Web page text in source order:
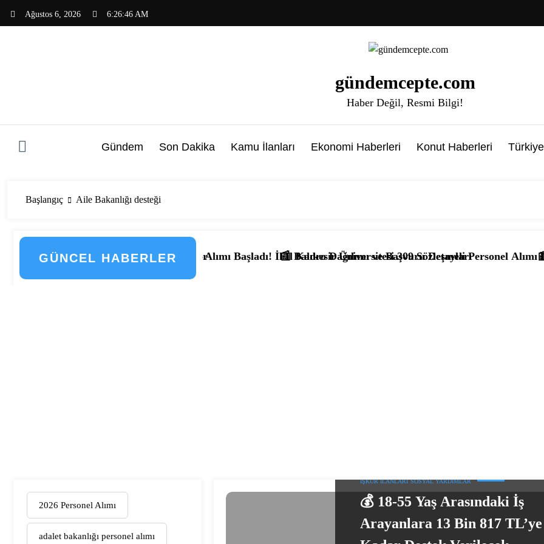
Ağustos 6, 2026 6:26:47 AM
gündemcepte.com
Haber Değil, Resmi Bilgi!
Gündem Son Dakika Kamu İlanları Ekonomi Haberleri Konut Haberleri Türkiye
Başlangıç Aile Bakanlığı desteği
GÜNCEL HABERLER
Başvurular Başlıyor
1.962 Hastane Personeli Alımı Başladı! İl İl Kadro Dağılımı ve Başvuru Detayları
📰 Balıkesir Üniversitesi 309 Sözleşmeli Personel Alımı Başvuruları
📰 2026 AGS ile
2026 Personel Alımı
adalet bakanlığı personel alımı
İŞKUR İLANLARI SOSYAL YARDIMLAR
💰 18-55 Yaş Arasındaki İş
Arayanlara 13 Bin 817 TL’ye